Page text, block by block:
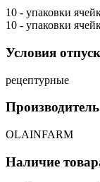
10 - упаковки
10 - упаковки
Условия
рецептурные
Производитель
OLAINFARM
Наличие